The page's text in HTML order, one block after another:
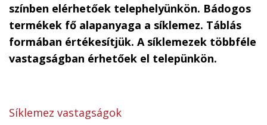
színben elérhetőek telephelyünkön. Bádogos
termékek fő alapanyaga a síklemez. Táblás
formában értékesítjük. A síklemezek többféle
vastagságban érhetőek el telepünkön.
Síklemez vastagságok